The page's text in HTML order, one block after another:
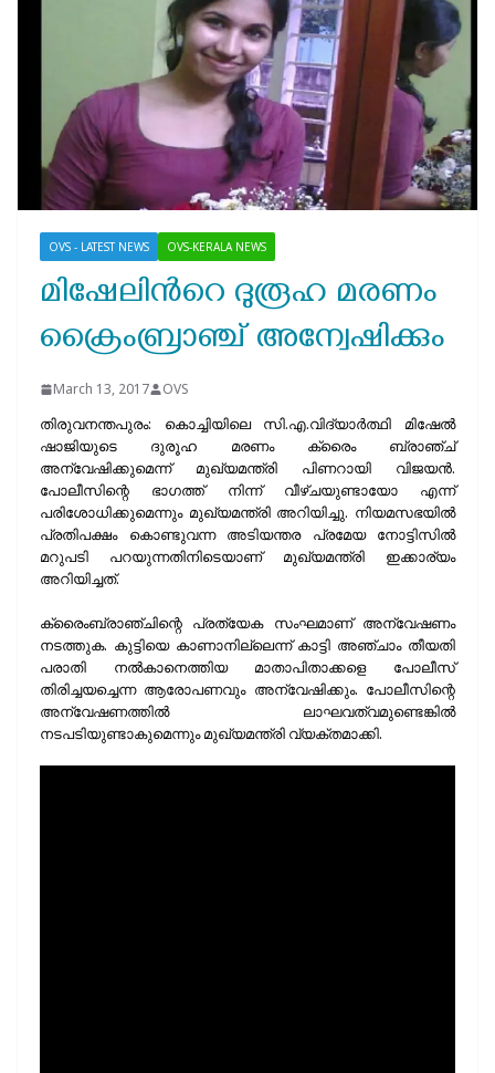
OVS - LATEST NEWS OVS-KERALA NEWS
മിഷേലിന്‍റെ ദുരൂഹ മരണം
ക്രൈംബ്രാഞ്ച് അന്വേഷിക്കും
March 13, 2017 OVS
തിരുവനന്തപുരം: കൊച്ചിയിലെ സി.എ.വിദ്യാര്‍ത്ഥി മിഷേല്‍
ഷാജിയുടെ ദുരൂഹ മരണം ക്രൈം ബ്രാഞ്ച്
അന്വേഷിക്കുമെന്ന് മുഖ്യമന്ത്രി പിണറായി വിജയന്‍.
പോലീസിന്റെ ഭാഗത്ത് നിന്ന് വീഴ്ചയുണ്ടായോ എന്ന്
പരിശോധിക്കുമെന്നും മുഖ്യമന്ത്രി അറിയിച്ചു. നിയമസഭയില്‍
പ്രതിപക്ഷം കൊണ്ടുവന്ന അടിയന്തര പ്രമേയ നോട്ടിസില്‍
മറുപടി പറയുന്നതിനിടെയാണ് മുഖ്യമന്ത്രി ഇക്കാര്യം
അറിയിച്ചത്.
ക്രൈംബ്രാഞ്ചിന്റെ പ്രത്യേക സംഘമാണ് അന്വേഷണം
നടത്തുക. കുട്ടിയെ കാണാനില്ലെന്ന് കാട്ടി അഞ്ചാം തീയതി
പരാതി നൽകാനെത്തിയ മാതാപിതാക്കളെ പോലീസ്
തിരിച്ചയച്ചെന്ന ആരോപണവും അന്വേഷിക്കും. പോലീസിന്റെ
അന്വേഷണത്തില്‍ ലാഘവത്വമുണ്ടെങ്കില്‍
നടപടിയുണ്ടാകുമെന്നും മുഖ്യമന്ത്രി വ്യക്തമാക്കി.